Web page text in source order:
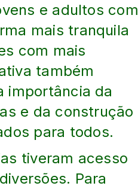
e adultos com
mais tranquila
com mais
também
importância da
e da construção
para todos.
tiveram acesso
Para